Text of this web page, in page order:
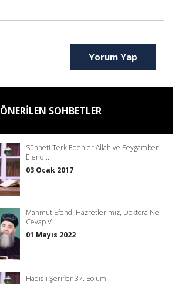
Yorum Yap
ÖNERİLEN SOHBETLER
Sünneti Terk Edenler Allah ve Peygamber
Efendi...
03 Ocak 2017
Mahmut Efendi Hazretlerimiz, Doktora Ne
Cevap V...
01 Mayıs 2022
Hadis-i Şerifler 37. Bölüm